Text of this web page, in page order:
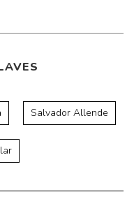
Salvador Allende